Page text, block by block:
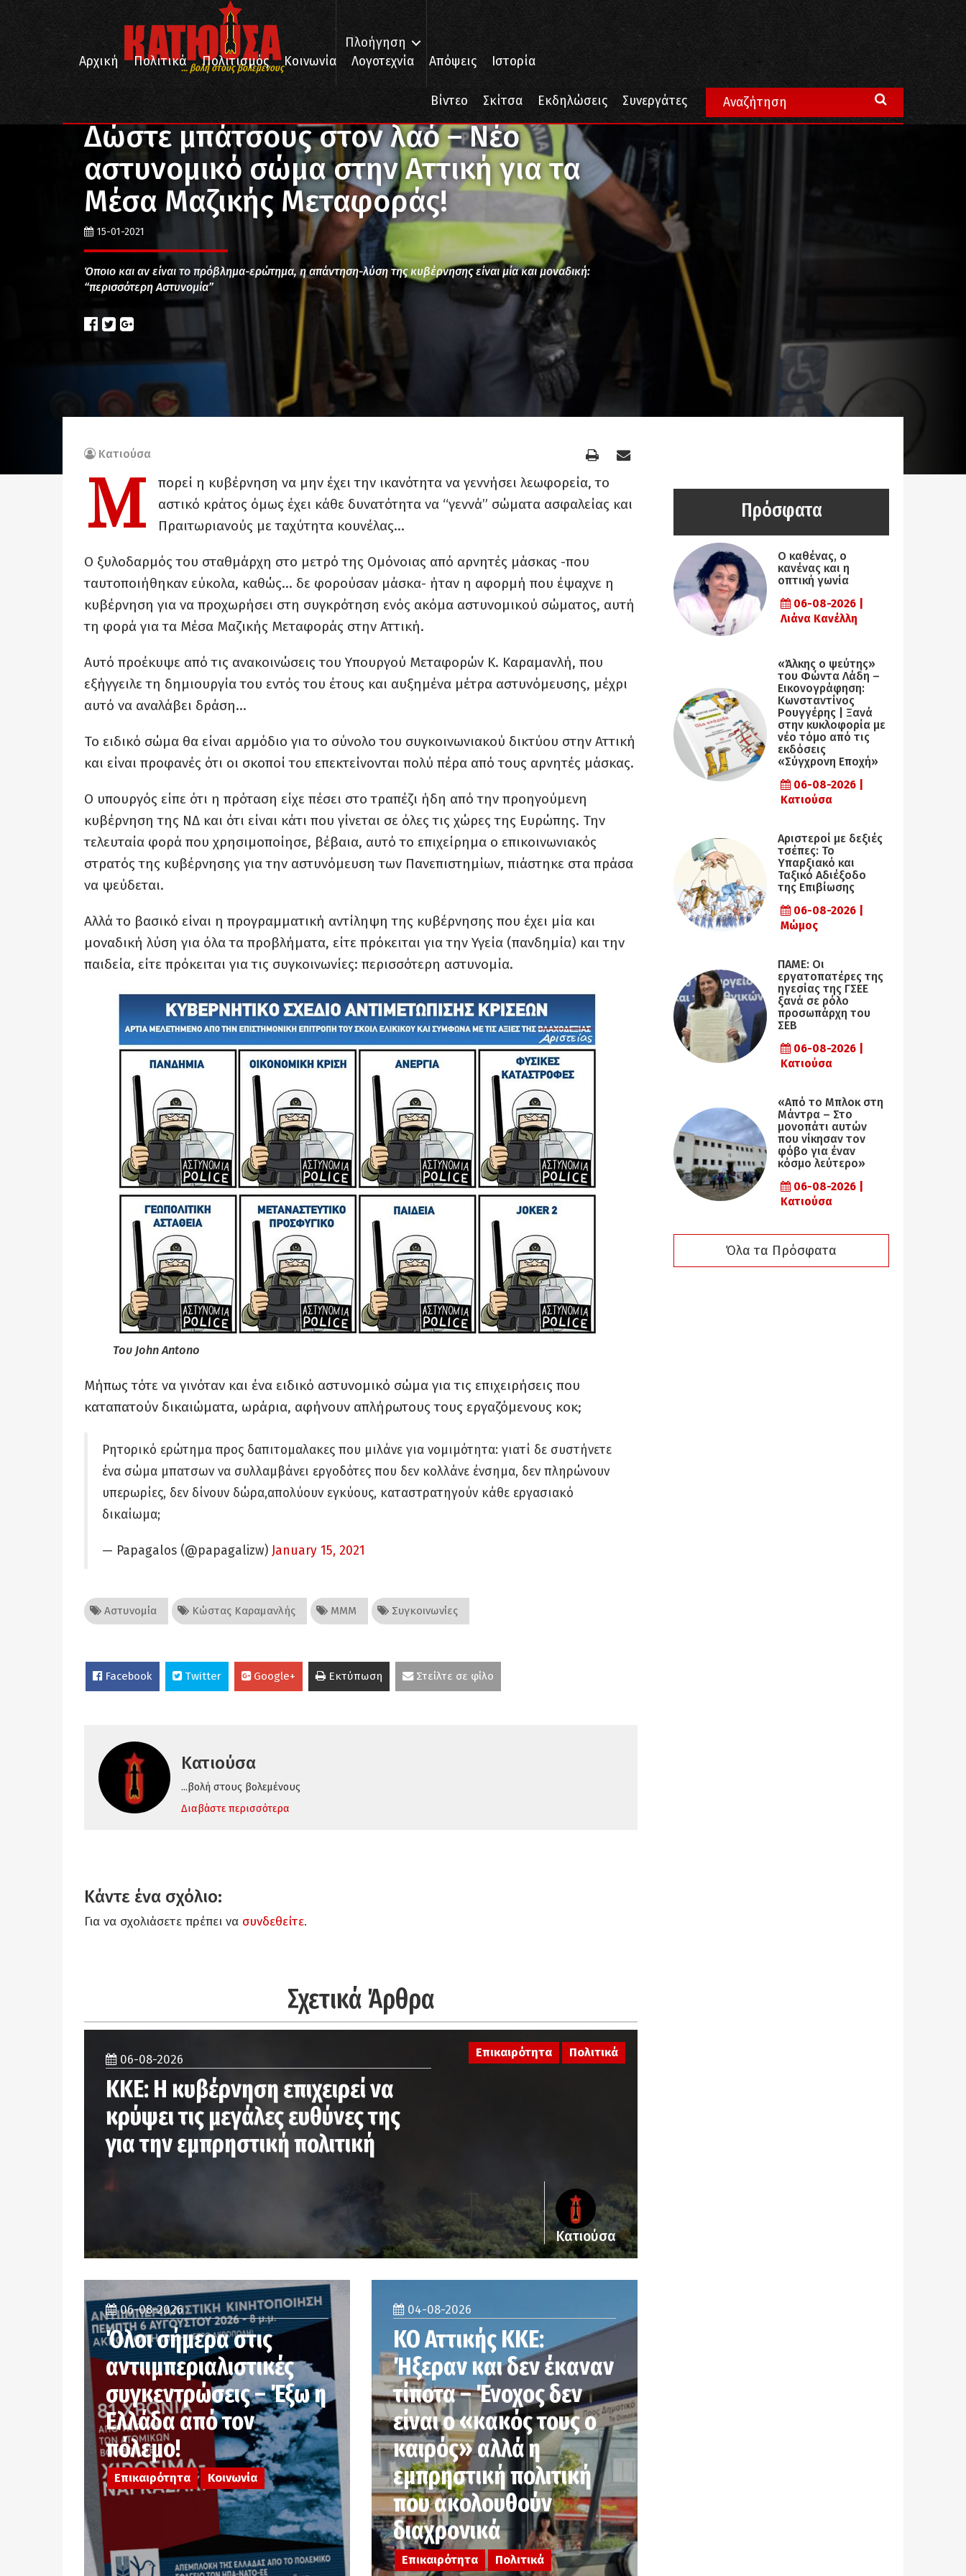
... βολή στους βολεμένους
Πλοήγηση
Αρχική
Πολιτικά Πολιτισμός Κοινωνία Λογοτεχνία Απόψεις Ιστορία
Βίντεο Σκίτσα Εκδηλώσεις Συνεργάτες
Επικαιρότητα Δώστε μπάτσους στον λαό – Νέο αστυνομικό σώμα στην Αττική για τα Μέσα Μαζικής Μεταφοράς!
Δώστε μπάτσους στον λαό – Νέο
αστυνομικό σώμα στην Αττική για τα
Μέσα Μαζικής Μεταφοράς!
15-01-2021
Όποιο και αν είναι το πρόβλημα-ερώτημα, η απάντηση-λύση της κυβέρνησης είναι μία και μοναδική:
“περισσότερη Αστυνομία”
Κατιούσα
Μ
πορεί η κυβέρνηση να μην έχει την ικανότητα να γεννήσει λεωφορεία, το
αστικό κράτος όμως έχει κάθε δυνατότητα να “γεννά” σώματα ασφαλείας και
Πραιτωριανούς με ταχύτητα κουνέλας…
Ο ξυλοδαρμός του σταθμάρχη στο μετρό της Ομόνοιας από αρνητές μάσκας -που
ταυτοποιήθηκαν εύκολα, καθώς… δε φορούσαν μάσκα- ήταν η αφορμή που έψαχνε η
κυβέρνηση για να προχωρήσει στη συγκρότηση ενός ακόμα αστυνομικού σώματος, αυτή
τη φορά για τα Μέσα Μαζικής Μεταφοράς στην Αττική.
Αυτό προέκυψε από τις ανακοινώσεις του Υπουργού Μεταφορών Κ. Καραμανλή, που
εξήγγειλε τη δημιουργία του εντός του έτους και αυξημένα μέτρα αστυνόμευσης, μέχρι
αυτό να αναλάβει δράση…
Το ειδικό σώμα θα είναι αρμόδιο για το σύνολο του συγκοινωνιακού δικτύου στην Αττική
και είναι προφανές ότι οι σκοποί του επεκτείνονται πολύ πέρα από τους αρνητές μάσκας.
Ο υπουργός είπε ότι η πρόταση είχε πέσει στο τραπέζι ήδη από την προηγούμενη
κυβέρνηση της ΝΔ και ότι είναι κάτι που γίνεται σε όλες τις χώρες της Ευρώπης. Την
τελευταία φορά που χρησιμοποίησε, βέβαια, αυτό το επιχείρημα ο επικοινωνιακός
στρατός της κυβέρνησης για την αστυνόμευση των Πανεπιστημίων, πιάστηκε στα πράσα
να ψεύδεται.
Αλλά το βασικό είναι η προγραμματική αντίληψη της κυβέρνησης που έχει μία και
μοναδική λύση για όλα τα προβλήματα, είτε πρόκειται για την Υγεία (πανδημία) και την
παιδεία, είτε πρόκειται για τις συγκοινωνίες: περισσότερη αστυνομία.
Του John Antono
Μήπως τότε να γινόταν και ένα ειδικό αστυνομικό σώμα για τις επιχειρήσεις που
καταπατούν δικαιώματα, ωράρια, αφήνουν απλήρωτους τους εργαζόμενους κοκ;
Ρητορικό ερώτημα προς δαπιτομαλακες που μιλάνε για νομιμότητα: γιατί δε συστήνετε
ένα σώμα μπατσων να συλλαμβάνει εργοδότες που δεν κολλάνε ένσημα, δεν πληρώνουν
υπερωρίες, δεν δίνουν δώρα,απολύουν εγκύους, καταστρατηγούν κάθε εργασιακό
δικαίωμα;
— Papagalos (@papagalizw) January 15, 2021
Αστυνομία Κώστας Καραμανλής ΜΜΜ Συγκοινωνίες
Facebook Twitter Google+ Εκτύπωση Στείλτε σε φίλο
Κατιούσα
...βολή στους βολεμένους
Διαβάστε περισσότερα
Κάντε ένα σχόλιο:
Για να σχολιάσετε πρέπει να συνδεθείτε.
Σχετικά Άρθρα
Επικαιρότητα Πολιτικά
06-08-2026
ΚΚΕ: Η κυβέρνηση επιχειρεί να
κρύψει τις μεγάλες ευθύνες της
για την εμπρηστική πολιτική
Κατιούσα
06-08-2026
Όλοι σήμερα στις
αντιιμπεριαλιστικές
συγκεντρώσεις – Έξω η
Ελλάδα από τον
πόλεμο!
Επικαιρότητα Κοινωνία
04-08-2026
KO Αττικής ΚΚΕ:
Ήξεραν και δεν έκαναν
τίποτα – Ένοχος δεν
είναι ο «κακός τους ο
καιρός» αλλά η
εµπρηστική πολιτική
που ακολουθούν
διαχρονικά
Επικαιρότητα Πολιτικά
Πρόσφατα
Ο καθένας, ο
κανένας και η
οπτική γωνία
06-08-2026 |
Λιάνα Κανέλλη
«Άλκης ο ψεύτης»
του Φώντα Λάδη –
Εικονογράφηση:
Κωνσταντίνος
Ρουγγέρης | Ξανά
στην κυκλοφορία με
νέο τόμο από τις
εκδόσεις
«Σύγχρονη Εποχή»
06-08-2026 |
Κατιούσα
Αριστεροί με δεξιές
τσέπες: Το
Υπαρξιακό και
Ταξικό Αδιέξοδο
της Επιβίωσης
06-08-2026 |
Μώμος
ΠΑΜΕ: Οι
εργατοπατέρες της
ηγεσίας της ΓΣΕΕ
ξανά σε ρόλο
προσωπάρχη του
ΣΕΒ
06-08-2026 |
Κατιούσα
«Από το Μπλοκ στη
Μάντρα – Στο
μονοπάτι αυτών
που νίκησαν τον
φόβο για έναν
κόσμο λεύτερο»
06-08-2026 |
Κατιούσα
Όλα τα Πρόσφατα